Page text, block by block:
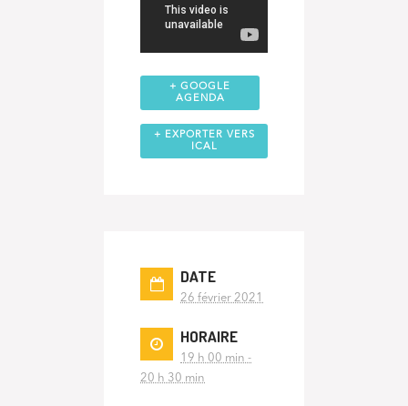
+ GOOGLE
AGENDA
+ EXPORTER VERS
ICAL
DATE
26 février 2021
HORAIRE
19 h 00 min -
20 h 30 min